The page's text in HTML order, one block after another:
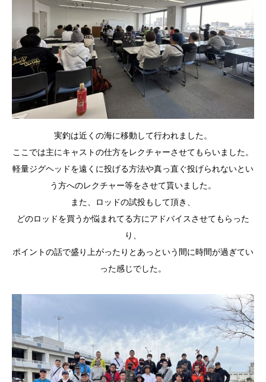
実釣は近くの海に移動して行われました。
ここでは主にキャストの仕方をレクチャーさせてもらいました。
軽量ジグヘッドを遠くに投げる方法や真っ直ぐ投げられないとい
う 方へのレクチャー等をさせて貰いました。
また、ロッドの試投もして頂き、
どのロッドを買うか悩まれてる方にアドバイスさせてもらった
り、
ポイントの話で盛り上がったりとあっという間に時間が過ぎてい
っ た感じでした。